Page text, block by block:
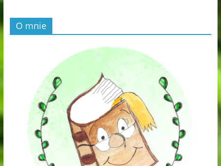
O mnie